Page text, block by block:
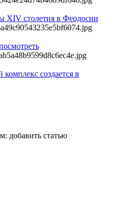
XIV столетия в Феодосии
создается в
добавить статью